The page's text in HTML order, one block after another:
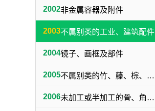
2002非金属容器及附件
2003不属别类的工业、建筑配件
2004镜子、画框及部件
2005 不属别类的竹、藤、棕、草制品
2006 未加工或半加工的骨、角、牙、介及不属别类的工艺品